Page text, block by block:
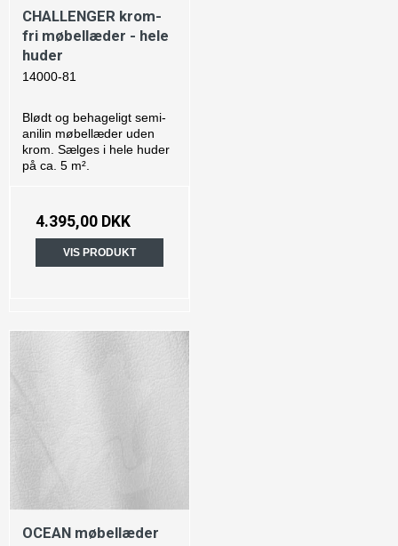
CHALLENGER krom-
fri møbellæder - hele
huder
14000-81
Blødt og behageligt semi-
anilin møbellæder uden
krom. Sælges i hele huder
på ca. 5 m².
4.395,00 DKK
VIS PRODUKT
OCEAN møbellæder